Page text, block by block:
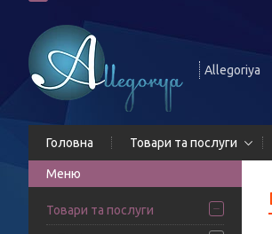
Allegoriya
Головна Товари та послуги
Товари та послуги